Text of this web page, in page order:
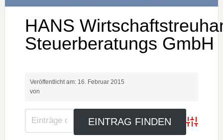
HANS Wirtschaftstreuhand- und
Steuerberatungs GmbH
Veröffentlicht am: 16. Februar 2015
von
Advanced